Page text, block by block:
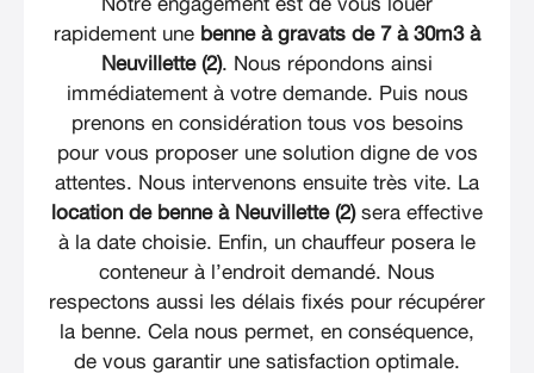
Notre engagement est de vous louer
rapidement une benne à gravats de 7 à 30m3 à
Neuvillette (2). Nous répondons ainsi
immédiatement à votre demande. Puis nous
prenons en considération tous vos besoins
pour vous proposer une solution digne de vos
attentes. Nous intervenons ensuite très vite. La
location de benne à Neuvillette (2)sera effective
à la date choisie. Enfin, un chauffeur posera le
conteneur à l’endroit demandé. Nous
respectons aussi les délais fixés pour récupérer
la benne. Cela nous permet, en conséquence,
de vous garantir une satisfaction optimale.